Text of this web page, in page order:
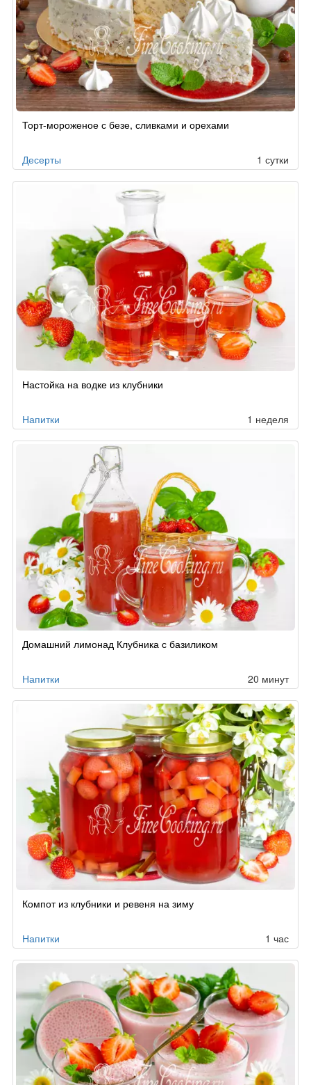
Торт-мороженое с безе, сливками и орехами
Десерты 1 сутки
Настойка на водке из клубники
Напитки 1 неделя
Домашний лимонад Клубника с базиликом
Напитки 20 минут
Компот из клубники и ревеня на зиму
Напитки 1 час